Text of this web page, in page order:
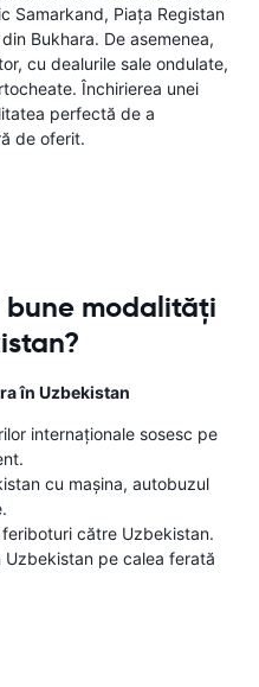
Samarkand, Piața Registan
Bukhara. De asemenea,
cu dealurile sale ondulate,
Închirierea unei
perfectă de a
de oferit.
bune modalități
în Uzbekistan
internaționale sosesc pe
cu mașina, autobuzul
către Uzbekistan.
pe calea ferată